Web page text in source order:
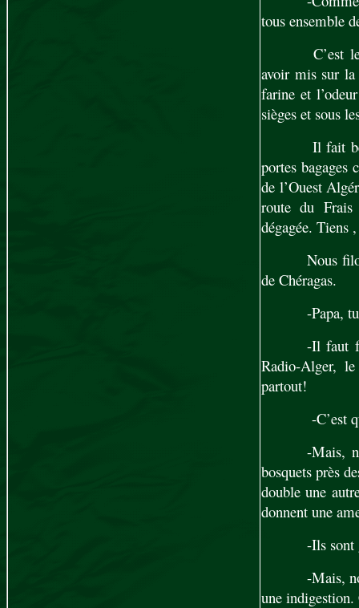
tous ensemble
C’est
avoir mis sur
farine et
sièges et sous
Il fait
portes bagages
de l’Ouest
route du Frais
dégagée. Tiens
Nous
de Chéragas.
-Papa,
-Il faut
Radio-Alger,
partout!
-C’est
-Mais,
bosquets près
double une
donnent une
-Ils sont
-Mais,
une indigestion.